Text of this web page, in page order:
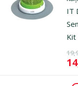
IT
Kit